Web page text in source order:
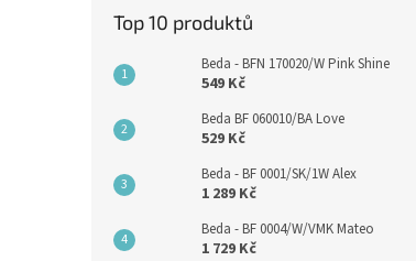
Top 10 produktů
Beda - BFN 170020/W Pink Shine
549 Kč
Beda BF 060010/BA Love
529 Kč
Beda - BF 0001/SK/1W Alex
1 289 Kč
Beda - BF 0004/W/VMK Mateo
1 729 Kč